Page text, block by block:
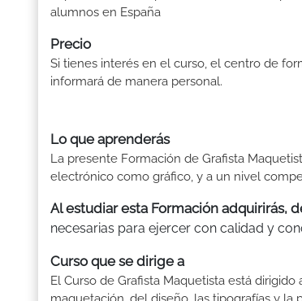
alumnos en España
Precio
Si tienes interés en el curso, el centro de
informará de manera personal.
Lo que aprenderás
La presente Formación de Grafista
electrónico como gráfico, y a un nivel
Al estudiar esta Formación adquirirás,
necesarias para ejercer con calidad y
Curso que se dirige a
El Curso de Grafista Maquetista está